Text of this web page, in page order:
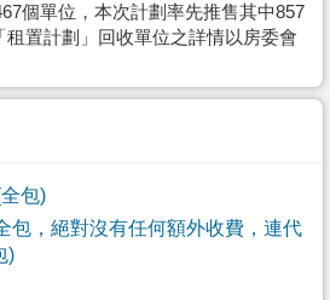
個單位，本次計劃率先推售其中857
置計劃」回收單位之詳情以房委會
包)
包，絕對沒有任何額外收費，連代
)